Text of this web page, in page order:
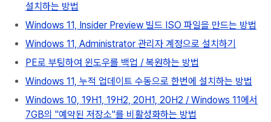
설치하는 방법
Windows 11, Insider Preview 빌드 ISO 파일을 만드는 방법
Windows 11, Administrator 관리자 계정으로 설치하기
PE로 부팅하여 윈도우를 백업 / 복원하는 방법
Windows 11, 누적 업데이트 수동으로 한번에 설치하는 방법
Windows 10, 19H1, 19H2, 20H1, 20H2 / Windows 11에서
7GB의 "예약된 저장소"를 비활성화하는 방법